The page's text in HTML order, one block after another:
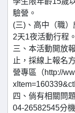
驗營。
(三)、高中（職
2天1夜活動行程。
三、本活動開放
止，採線上報名
營專區（http://
四、倘有相關問
04-26582545分